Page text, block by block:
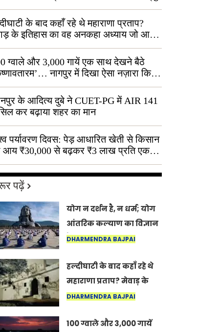
के बाद कहाँ रहे थे महाराणा प्रताप?
के इतिहास का वह अनकहा अध्याय जो आज
में जीवित है
ग्वाले और 3,000 गायें एक साथ देखने बैठे
नागपुर में दिखा ऐसा नज़ारा कि
बोले, “ऐसा तो सिर्फ़ कृष्ण ही कर सकते हैं”
के आदित्य दुबे ने CUET-PG में AIR 141
कर बढ़ाया शहर का मान
पर्यावरण दिवस: पेड़ आधारित खेती से किसान
आय ₹30,000 से बढ़कर ₹3 लाख प्रति एकड़
पढ़ें
योग न दर्शन है, न धर्म; योग
आंतरिक कल्याण का विज्ञान
है: अंतरराष्ट्रीय योग दिवस
DHARMENDRA BAJPAI
हल्दीघाटी के बाद कहाँ रहे थे
महाराणा प्रताप? मेवाड़ के
इतिहास का वह अनकहा
में जीवित है
DHARMENDRA BAJPAI
100 ग्वाले और 3,000 गायें